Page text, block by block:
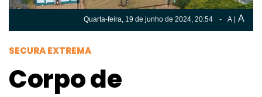
Quarta-feira, 19 de junho de 2024, 20:54 - A A
SECURA EXTREMA
Corpo de